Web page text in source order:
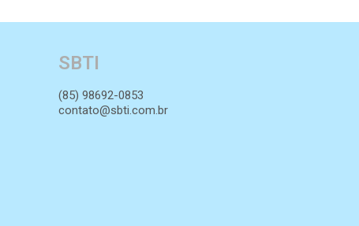
SBTI
(85) 98692-0853
contato@sbti.com.br